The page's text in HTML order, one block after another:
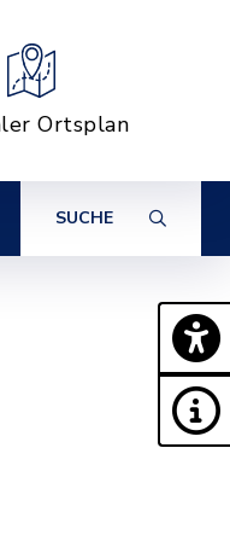
Ortsplan
SUCHE